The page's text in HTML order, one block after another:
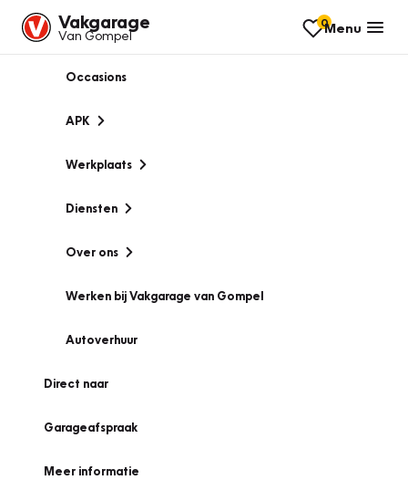
Vakgarage
Van Gompel
0Menu
Occasions
APK
Werkplaats
Diensten
Over ons
Werken bij Vakgarage van Gompel
Autoverhuur
Direct naar
Garageafspraak
Meer informatie